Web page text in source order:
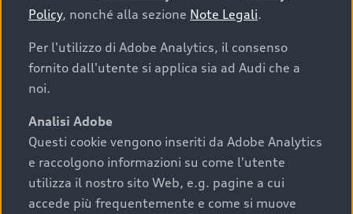
auto
I requisiti fondamentali da considerare prima di
acquistare un’auto usata, oltre al prezzo e all'aspetto,
chilometraggio: un valore contenuto corrisponde a
uno stato migliore del veicolo e a una maggiore
durata nel tempo;
Policy, nonché alla sezione Note Legali.
Per l'utilizzo di Adobe Analytics, il consenso
fornito dall'utente si applica sia ad Audi che a
noi.
Analisi Adobe
Questi cookie vengono inseriti da Adobe Analytics
e raccolgono informazioni su come l'utente
utilizza il nostro sito Web, e.g. pagine a cui
accede più frequentemente e come si muove